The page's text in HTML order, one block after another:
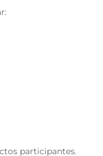
participantes.